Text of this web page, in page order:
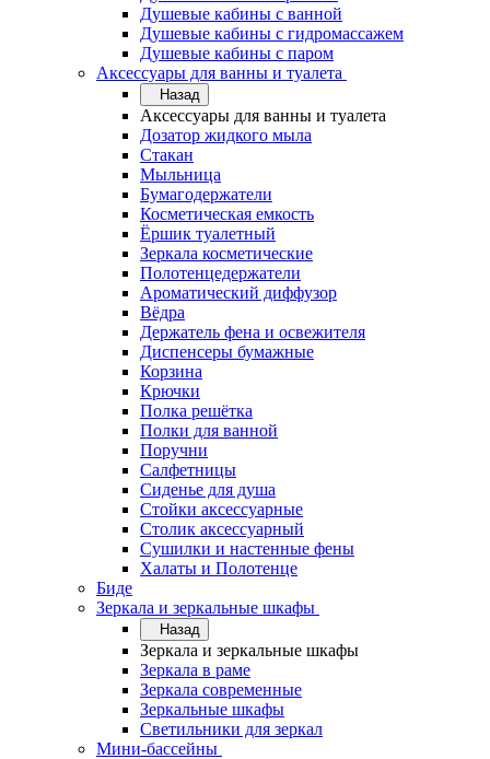
Душевые кабины с ванной
Душевые кабины с гидромассажем
Душевые кабины с паром
Аксессуары для ванны и туалета
Назад
Аксессуары для ванны и туалета
Дозатор жидкого мыла
Стакан
Мыльница
Бумагодержатели
Косметическая емкость
Ёршик туалетный
Зеркала косметические
Полотенцедержатели
Ароматический диффузор
Вёдра
Держатель фена и освежителя
Диспенсеры бумажные
Корзина
Крючки
Полка решётка
Полки для ванной
Поручни
Салфетницы
Сиденье для душа
Стойки аксессуарные
Столик аксессуарный
Сушилки и настенные фены
Халаты и Полотенце
Биде
Зеркала и зеркальные шкафы
Назад
Зеркала и зеркальные шкафы
Зеркала в раме
Зеркала современные
Зеркальные шкафы
Светильники для зеркал
Мини-бассейны